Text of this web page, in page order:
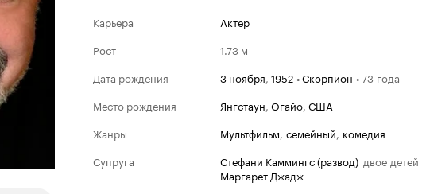
Карьера
Актер
Рост
1.73 м
Дата рождения
3 ноября, 1952 •Скорпион •73 года
Место рождения
Янгстаун, Огайо, США
Жанры
мультфильм, семейный, комедия
Супруга
Стефани Каммингс (развод) двое детей
Маргарет Джадж